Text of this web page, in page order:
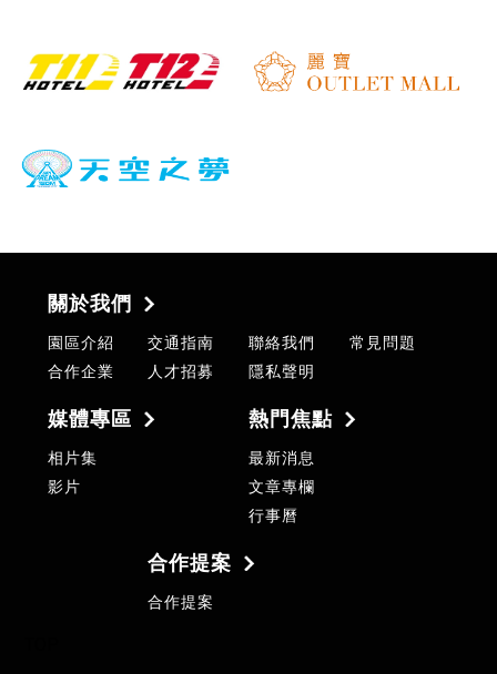
關於我們
園區介紹 交通指南 聯絡我們
常見問題
合作企業
人才招募 隱私聲明
媒體專區
相片集
影片
熱門焦點
最新消息
文章專欄
行事曆
合作提案
合作提案